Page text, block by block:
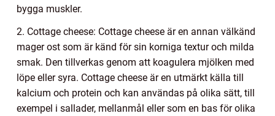
bygga muskler.
2. Cottage cheese: Cottage cheese är en annan välkänd
mager ost som är känd för sin korniga textur och milda
smak. Den tillverkas genom att koagulera mjölken med
löpe eller syra. Cottage cheese är en utmärkt källa till
kalcium och protein och kan användas på olika sätt, till
exempel i sallader, mellanmål eller som en bas för olika